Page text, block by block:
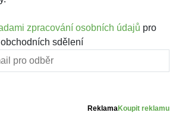
zpracování osobních údajů pro
sdělení
ReklamaKoupit reklamu